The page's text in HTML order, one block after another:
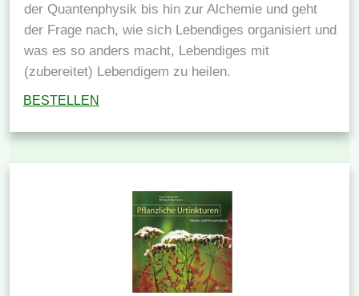
der Quantenphysik bis hin zur Alchemie und geht
der Frage nach, wie sich Lebendiges organisiert und
was es so anders macht, Lebendiges mit
(zubereitet) Lebendigem zu heilen.
BESTELLEN